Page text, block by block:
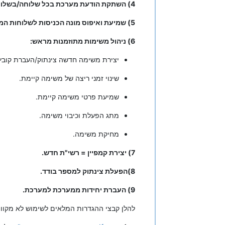
4) השתקת הודעת מערכת בכל שלוחה/בשלוחת הודעות ברירת מחדל
5) שמיעת ואיפוס מונה הכניסות לשלוחות המערכת
6) ניהול משימות מתוזמנות מראש:
יצירת משימה חדשה צינתוק/העברת
שינוי זמני ריצה של משימה קיימת.
שמיעת פרטי משימה קיימת.
מתג הפעלת וכיבוי משימה.
מחיקת משימה.
7) יצירת קמפיין = רשי"ת חדש.
8)הפעלת צינתוק למספר בודד.
9) העברת יחידות ממערכת למערכת.
להלן קבצי ההגדרות המלאים לשימוש לא